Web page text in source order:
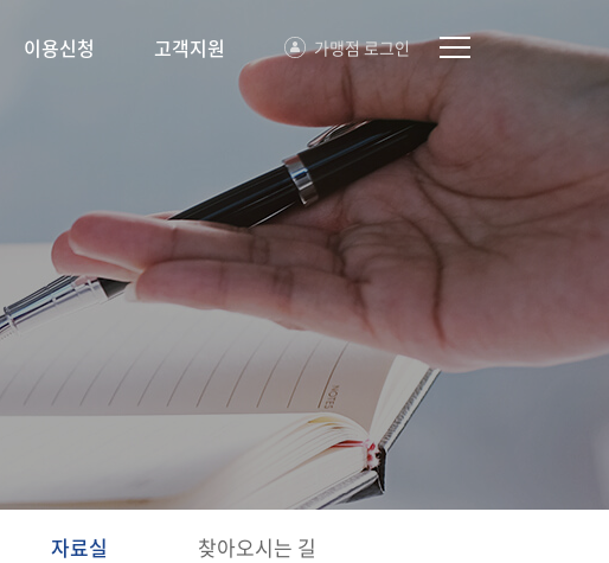
이용신청 고객지원 가맹점 로그인
자료실 찾아오시는 길